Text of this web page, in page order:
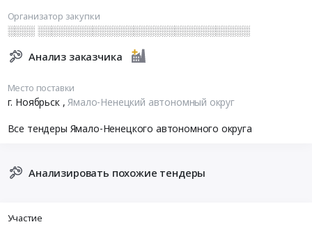
Организатор закупки
░░░░ ░░░░░░░░░░░░░░░░░░░░░░░░░░░░░░░
Анализ заказчика
Место поставки
г. Ноябрьск ,Ямало-Ненецкий автономный округ
Все тендеры Ямало-Ненецкого автономного округа
Анализировать похожие тендеры
Участие